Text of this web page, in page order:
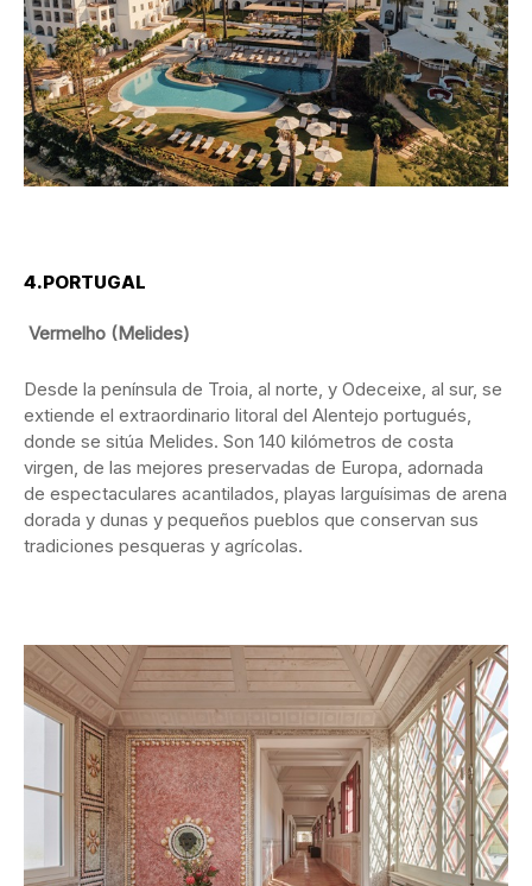
4.PORTUGAL
Vermelho (Melides)
Desde la península de Troia, al norte, y Odeceixe, al sur, se
extiende el extraordinario litoral del Alentejo portugués,
donde se sitúa Melides. Son 140 kilómetros de costa
virgen, de las mejores preservadas de Europa, adornada
de espectaculares acantilados, playas larguísimas de arena
dorada y dunas y pequeños pueblos que conservan sus
tradiciones pesqueras y agrícolas.